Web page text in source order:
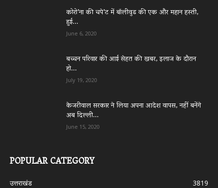
कोरो’ना की चपे’ट में बॉलीवुड की एक और महान हस्ती,
हुई...
June 6, 2020
बच्चन परिवार की आई सेहत की खबर, इलाज के दौरान
हो...
July 19, 2020
केजरीवाल सरकार ने लिया अपना आदेश वापस, नहीं बनेंगे
अब दिल्ली...
June 15, 2020
POPULAR CATEGORY
उत्तराखंड
3819